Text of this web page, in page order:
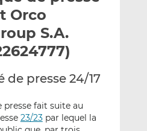
e
p
a
e
a
i
g
e
r
s
r
i
n
g
e
r
s
r
a
c
Orco
S.A.
presse 24/17
fait suite au
23/23par lequel la